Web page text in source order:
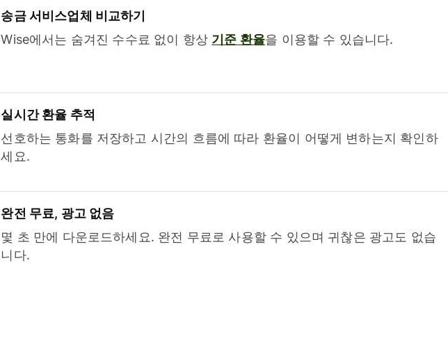
송금 서비스업체 비교하기
Wise에서는 숨겨진 수수료 없이 항상 기준 환율을 이용할 수 있습니다.
실시간 환율 추적
선호하는 통화를 저장하고 시간의 흐름에 따라 환율이 어떻게 변하는지 확인하
세요.
완전 무료, 광고 없음
몇 초 만에 다운로드하세요. 완전 무료로 사용할 수 있으며 귀찮은 광고도 없습
니다.